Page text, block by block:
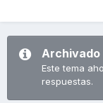
Archivado
Este tema
respuestas.